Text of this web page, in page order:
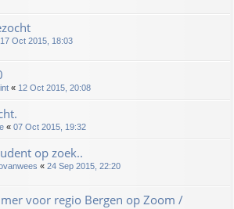
17 Oct 2015, 18:03
« 12 Oct 2015, 20:08
« 07 Oct 2015, 19:32
op zoek..
« 24 Sep 2015, 22:20
voor regio Bergen op Zoom /